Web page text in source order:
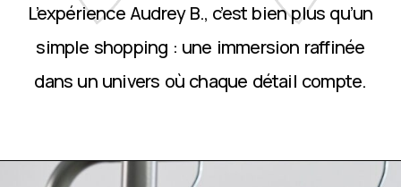
L’expérience Audrey B., c’est bien plus qu’un
simple shopping : une immersion raffinée
dans un univers où chaque détail compte.